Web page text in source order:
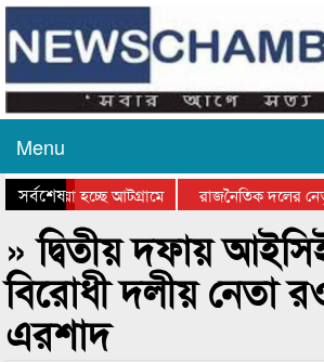
Menu
সর্বশেষ
যাওয়া হচ্ছে আটগ্রামে
রাজনৈতিক দলের
পুরস্কার বিতরণ সম্পন্ন
সিলেটে বাংলাদেশ
» দ্বিতীয় দফায়
বিরোধী দলীয় নেতা
এরশাদ